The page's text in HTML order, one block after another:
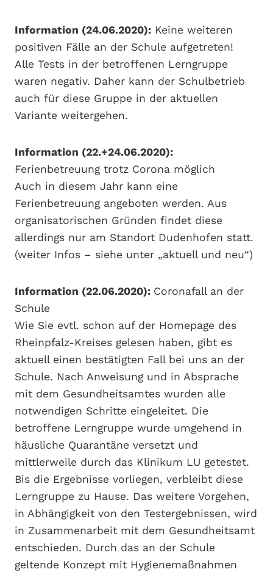
Information (24.06.2020): Keine weiteren
positiven Fälle an der Schule aufgetreten!
Alle Tests in der betroffenen Lerngruppe
waren negativ. Daher kann der Schulbetrieb
auch für diese Gruppe in der aktuellen
Variante weitergehen.
Information (22.+24.06.2020):
Ferienbetreuung trotz Corona möglich
Auch in diesem Jahr kann eine
Ferienbetreuung angeboten werden. Aus
organisatorischen Gründen findet diese
allerdings nur am Standort Dudenhofen statt.
(weiter Infos – siehe unter „aktuell und neu“)
Information (22.06.2020): Coronafall an der
Schule
Wie Sie evtl. schon auf der Homepage des
Rheinpfalz-Kreises gelesen haben, gibt es
aktuell einen bestätigten Fall bei uns an der
Schule. Nach Anweisung und in Absprache
mit dem Gesundheitsamtes wurden alle
notwendigen Schritte eingeleitet. Die
betroffene Lerngruppe wurde umgehend in
häusliche Quarantäne versetzt und
mittlerweile durch das Klinikum LU getestet.
Bis die Ergebnisse vorliegen, verbleibt diese
Lerngruppe zu Hause. Das weitere Vorgehen,
in Abhängigkeit von den Testergebnissen, wird
in Zusammenarbeit mit dem Gesundheitsamt
entschieden. Durch das an der Schule
geltende Konzept mit Hygienemaßnahmen